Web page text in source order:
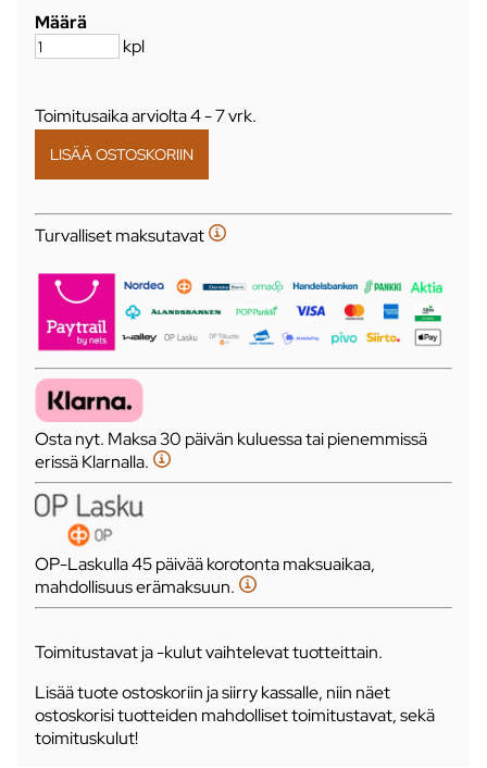
Määrä
kpl
Toimitusaika arviolta4 - 7 vrk.
Turvalliset maksutavat
Osta nyt. Maksa 30 päivän kuluessa tai pienemmissä
erissä Klarnalla.
OP-Laskulla 45 päivää korotonta maksuaikaa,
mahdollisuus erämaksuun.
Toimitustavat ja -kulut vaihtelevat tuotteittain.
Lisää tuote ostoskoriin ja siirry kassalle, niin näet
ostoskorisi tuotteiden mahdolliset toimitustavat, sekä
toimituskulut!